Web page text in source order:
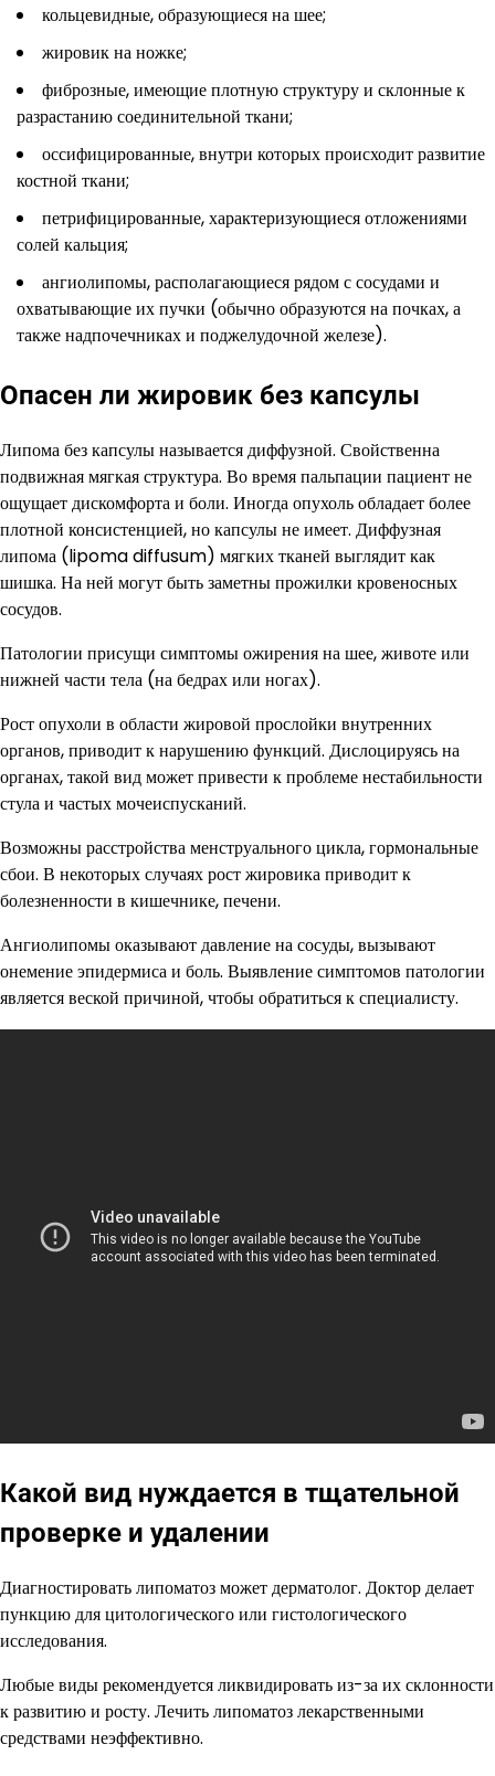
кольцевидные, образующиеся на шее;
жировик на ножке;
фиброзные, имеющие плотную структуру и склонные к
разрастанию соединительной ткани;
оссифицированные, внутри которых происходит развитие
костной ткани;
петрифицированные, характеризующиеся отложениями
солей кальция;
ангиолипомы, располагающиеся рядом с сосудами и
охватывающие их пучки (обычно образуются на почках, а
также надпочечниках и поджелудочной железе).
Опасен ли жировик без капсулы
Липома без капсулы называется диффузной. Свойственна
подвижная мягкая структура. Во время пальпации пациент не
ощущает дискомфорта и боли. Иногда опухоль обладает более
плотной консистенцией, но капсулы не имеет. Диффузная
липома (lipoma diffusum) мягких тканей выглядит как
шишка. На ней могут быть заметны прожилки кровеносных
сосудов.
Патологии присущи симптомы ожирения на шее, животе или
нижней части тела (на бедрах или ногах).
Рост опухоли в области жировой прослойки внутренних
органов, приводит к нарушению функций. Дислоцируясь на
органах, такой вид может привести к проблеме нестабильности
стула и частых мочеиспусканий.
Возможны расстройства менструального цикла, гормональные
сбои. В некоторых случаях рост жировика приводит к
болезненности в кишечнике, печени.
Ангиолипомы оказывают давление на сосуды, вызывают
онемение эпидермиса и боль. Выявление симптомов патологии
является веской причиной, чтобы обратиться к специалисту.
Какой вид нуждается в тщательной
проверке и удалении
Диагностировать липоматоз может дерматолог. Доктор делает
пункцию для цитологического или гистологического
исследования.
Любые виды рекомендуется ликвидировать из-за их склонности
к развитию и росту. Лечить липоматоз лекарственными
средствами неэффективно.